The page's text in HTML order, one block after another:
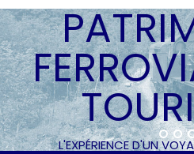
L'EXPÉRIENCE D'UN